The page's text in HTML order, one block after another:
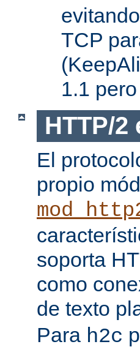
TCP
1.1
HTTP/2
El
propio
soporta
como
de texto
Para h2c